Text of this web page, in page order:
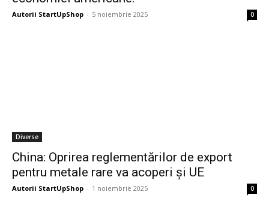
Autorii StartUpShop - 5 noiembrie 2025 0
Diverse
China: Oprirea reglementărilor de export
pentru metale rare va acoperi și UE
Autorii StartUpShop - 1 noiembrie 2025 0